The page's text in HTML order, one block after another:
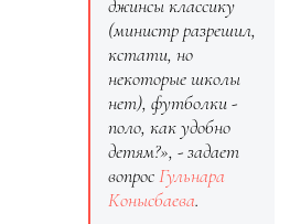
джинсы классику
(министр разрешил,
кстати, но
некоторые школы
нет), футболки -
поло, как удобно
детям?», - задает
вопросГульнара
Конысбаева.